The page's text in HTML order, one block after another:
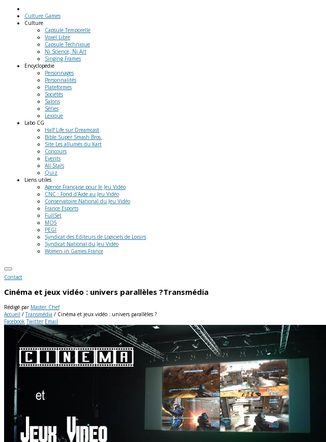
Culture Games
Culture
Capsule Temporelle
Voxel Libre
Capsule Technique
Ni Science, Ni Art
Singing Frames
Encyclopédie
Personnages
Personnalités
Plateformes
Sociétés
Salons
Séries
Lexique
Labo CG
Half Life sur Dreamcast
Bible Super Smash Bros.
Site Les allumés du Kart
Concours
Events
All-Stars
Quiz
Liens utiles
Agence Française pour le Jeu Vidéo
CNC : Fond d'Aide au Jeu Vidéo
Conservatoire National du Jeu Vidéo
France Esports
FullSet
MO5
PEGI
Syndicat des Editeurs de Logiciels de Loisirs
Syndicat National du Jeu Vidéo
Women in Games France
Contact
Cinéma et jeux vidéo : univers parallèles ?Transmédia
Rédigé par Master_Chef
Accueil / Transmédia / Cinéma et jeux vidéo : univers parallèles ?
Facebook Twitter Email